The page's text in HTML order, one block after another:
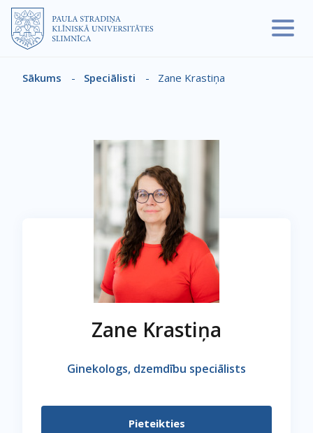
Pārlekt uz galveno saturu
Atpakaļceļš
Sākums - Speciālisti - Zane Krastiņa
Zane Krastiņa
Ginekologs, dzemdību speciālists
Pieteikties